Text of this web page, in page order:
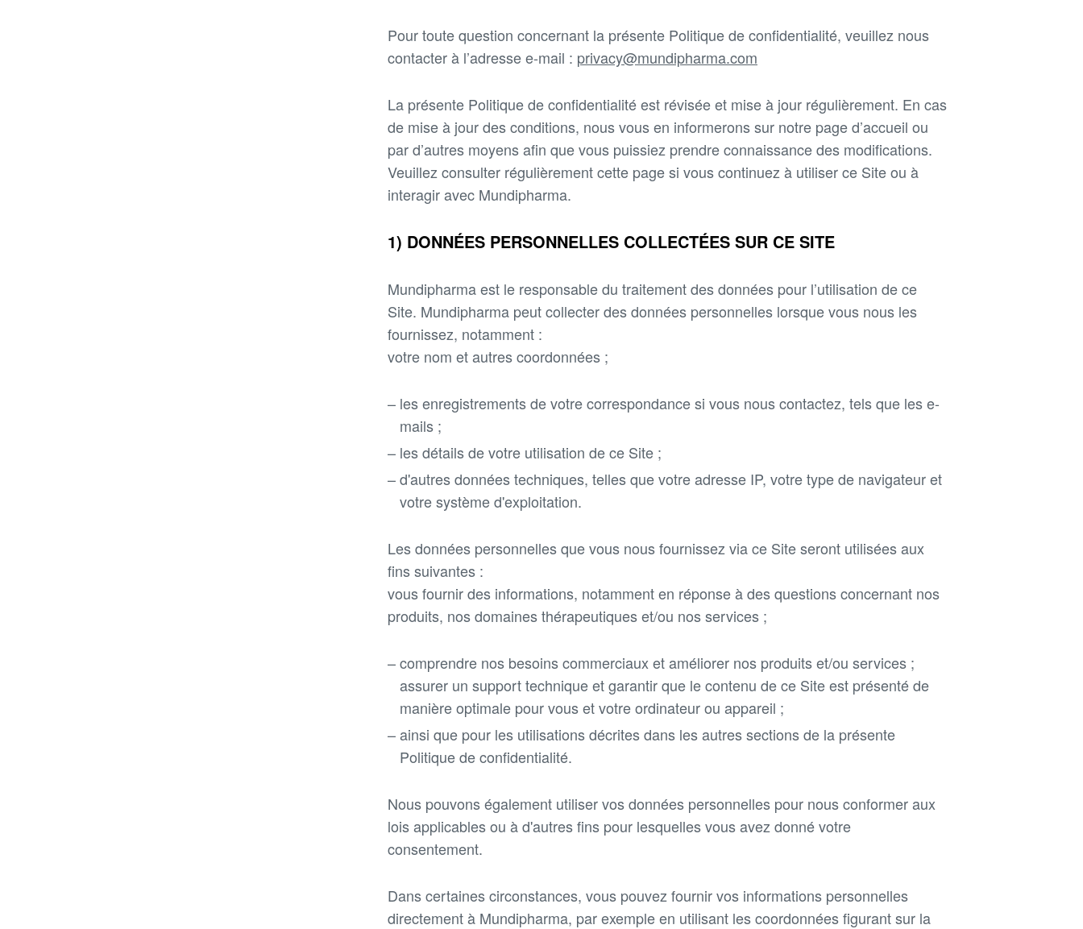
Pour toute question concernant la présente Politique de confidentialité, veuillez nous
contacter à l’adresse e-mail : privacy@mundipharma.com
La présente Politique de confidentialité est révisée et mise à jour régulièrement. En cas
de mise à jour des conditions, nous vous en informerons sur notre page d’accueil ou
par d’autres moyens afin que vous puissiez prendre connaissance des modifications.
Veuillez consulter régulièrement cette page si vous continuez à utiliser ce Site ou à
interagir avec Mundipharma.
1) DONNÉES PERSONNELLES COLLECTÉES SUR CE SITE
Mundipharma est le responsable du traitement des données pour l’utilisation de ce
Site. Mundipharma peut collecter des données personnelles lorsque vous nous les
fournissez, notamment :
votre nom et autres coordonnées ;
les enregistrements de votre correspondance si vous nous contactez, tels que les e-
mails ;
les détails de votre utilisation de ce Site ;
d'autres données techniques, telles que votre adresse IP, votre type de navigateur et
votre système d'exploitation.
Les données personnelles que vous nous fournissez via ce Site seront utilisées aux
fins suivantes :
vous fournir des informations, notamment en réponse à des questions concernant nos
produits, nos domaines thérapeutiques et/ou nos services ;
comprendre nos besoins commerciaux et améliorer nos produits et/ou services ;
assurer un support technique et garantir que le contenu de ce Site est présenté de
manière optimale pour vous et votre ordinateur ou appareil ;
ainsi que pour les utilisations décrites dans les autres sections de la présente
Politique de confidentialité.
Nous pouvons également utiliser vos données personnelles pour nous conformer aux
lois applicables ou à d'autres fins pour lesquelles vous avez donné votre
consentement.
Dans certaines circonstances, vous pouvez fournir vos informations personnelles
directement à Mundipharma, par exemple en utilisant les coordonnées figurant sur la